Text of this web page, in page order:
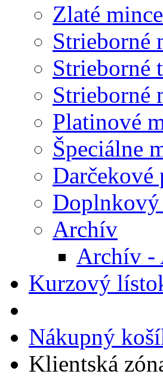
Zlaté
Strieborné
Strieborné
Strieborné
Platinové
Špeciálne
Darčekové
Archív
Archív -
Kurzový
Nákupný
Klientská